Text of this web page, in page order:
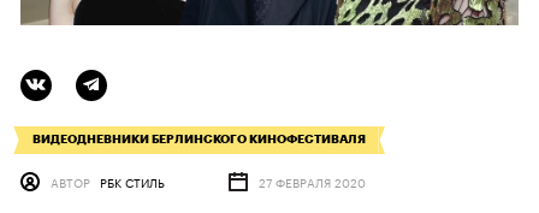
ВИДЕОДНЕВНИКИ БЕРЛИНСКОГО КИНОФЕСТИВАЛЯ
АВТОР РБК СТИЛЬ 27 ФЕВРАЛЯ 2020